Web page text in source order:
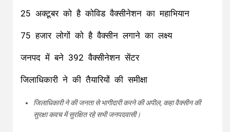
25 अक्टूबर को है कोविड वैक्सीनेशन का महाभियान
75 हजार लोगों को है वैक्सीन लगाने का लक्ष्य
जनपद में बने 392 वैक्सीनेशन सेंटर
जिलाधिकारी ने की तैयारियों की समीक्षा
जिलाधिकारी ने की जनता से भागीदारी करने की अपील, कहा वैक्सीन की
सुरक्षा कवच में सुरक्षित रहे सभी जनपदवासी।